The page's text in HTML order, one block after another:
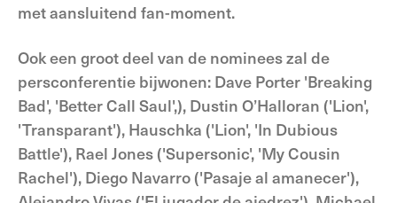
met aansluitend fan-moment.
Ook een groot deel van de nominees zal de
persconferentie bijwonen: Dave Porter 'Breaking
Bad', 'Better Call Saul',), Dustin O’Halloran ('Lion',
'Transparant'), Hauschka ('Lion', 'In Dubious
Battle'), Rael Jones ('Supersonic', 'My Cousin
Rachel'), Diego Navarro ('Pasaje al amanecer'),